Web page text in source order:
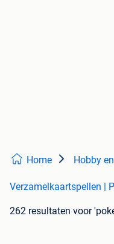
Home Hobby
Verzamelkaartspellen |
262 resultaten voor